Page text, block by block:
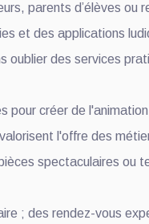
parents d’élèves ou
et des applications
oublier des services
pour créer de
l'offre des
spectaculaires ou
; des rendez-vous